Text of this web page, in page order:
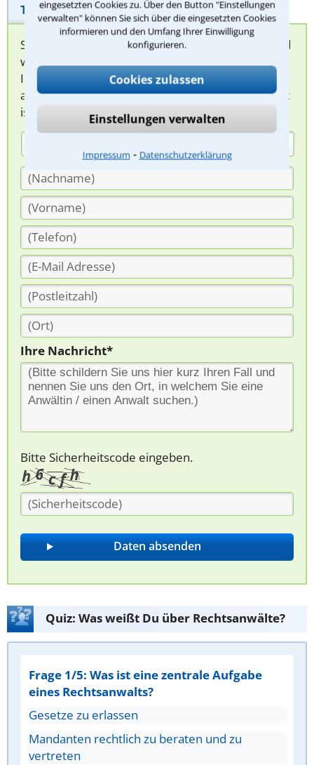
eingesetzten Cookies zu. Über den Button "Einstellungen
verwalten" können Sie sich über die eingesetzten Cookies
informieren und den Umfang Ihrer Einwilligung
konfigurieren.
Cookies zulassen
Einstellungen verwalten
Impressum ⁃ Datenschutzerklärung
Telefonhilfe Beratungsanfrage
Sie können hier Ihren Fall schildern. Anschließend
werden sich spezialisierte Rechtsanwälte bei
Ihnen melden, um das weitere Vorgehen
abzuklären. Die Rückmeldung durch einen Anwalt
ist für Sie kostenlos.
Ihre Nachricht*
Bitte Sicherheitscode eingeben.
Quiz: Was weißt Du über Rechtsanwälte?
Frage 1/5: Was ist eine zentrale Aufgabe
eines Rechtsanwalts?
Gesetze zu erlassen
Mandanten rechtlich zu beraten und zu
vertreten